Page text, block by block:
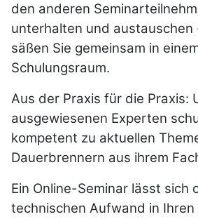
den anderen
unter­halten und austauschen
säßen Sie gemeinsam in
Schulungsraum.
Aus der Praxis für die Praxis:
ausgewiesenen Experten
kompetent zu aktuellen
Dauerbrennern aus ihrem
Ein Online-Seminar lässt sich
technischen Aufwand in